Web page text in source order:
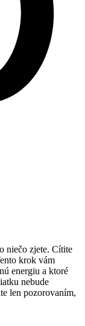
niečo zjete. Cítite
krok vám
energiu a ktoré
nebude
len pozorovaním,